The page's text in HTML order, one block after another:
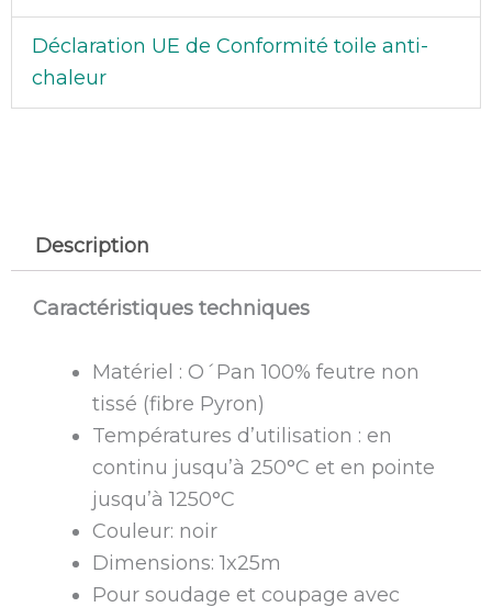
Déclaration UE de Conformité toile anti-
chaleur
Description
Caractéristiques techniques
Matériel : O´Pan 100% feutre non
tissé (fibre Pyron)
Températures d’utilisation : en
continu jusqu’à 250°C et en pointe
jusqu’à 1250°C
Couleur: noir
Dimensions: 1x25m
Pour soudage et coupage avec